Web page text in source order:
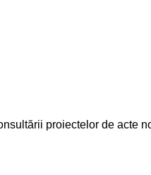
proiectelor de acte